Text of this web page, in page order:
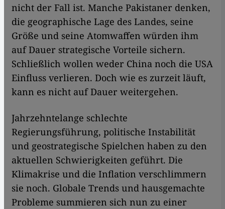
nicht der Fall ist. Manche Pakistaner denken,
die geographische Lage des Landes, seine
Größe und seine Atomwaffen würden ihm
auf Dauer strategische Vorteile sichern.
Schließlich wollen weder China noch die USA
Einfluss verlieren. Doch wie es zurzeit läuft,
kann es nicht auf Dauer weitergehen.
Jahrzehntelange schlechte
Regierungsführung, politische Instabilität
und geostrategische Spielchen haben zu den
aktuellen Schwierigkeiten geführt. Die
Klimakrise und die Inflation verschlimmern
sie noch. Globale Trends und hausgemachte
Probleme summieren sich nun zu einer